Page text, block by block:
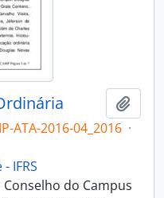
ATA-2016-04_2016 ·
IFRS
do Campus